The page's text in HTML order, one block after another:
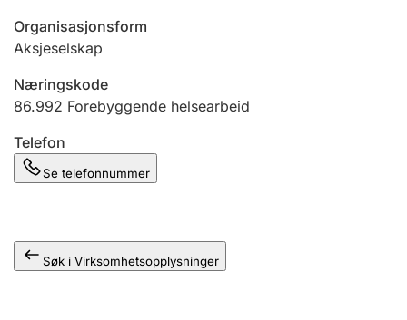
Ektepaktveileder
Offentlig sektor
Andre tema
Organisasjonsform
Aksjeselskap
Næringskode
86.992 Forebyggende helsearbeid
Telefon
Se telefonnummer
Søk i Virksomhetsopplysninger